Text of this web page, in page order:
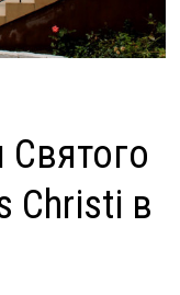
Святого
Christi в